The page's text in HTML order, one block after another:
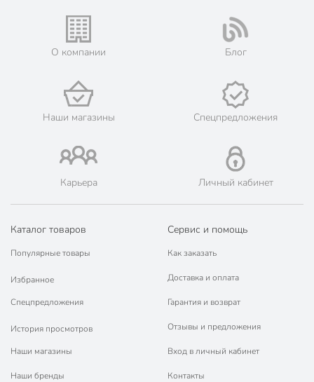
Жители Воронежской области могут сделать заказ и оплатить
его онлайн на официальном сайте сети магазинов Порядок.
Мы предлагаем бесплатную курьерскую доставку для товара
«автомобильные аксессуары» при заказе от 3000 рублей в
💳 Оплата: онлайн на сайте интернет-гипермаркета или
наличными при получении.
🛍 Скидки, акции, распродажи каждый день!
Порядок - официальный представитель ведущих мировых
марок.
О компании Блог
Наши магазины Спецпредложения
Карьера Личный кабинет
Каталог товаров
Популярные товары
Избранное
Спецпредложения
История просмотров
Наши магазины
Наши бренды
Сервис и помощь
Как заказать
Доставка и оплата
Гарантия и возврат
Отзывы и предложения
Вход в личный кабинет
Контакты